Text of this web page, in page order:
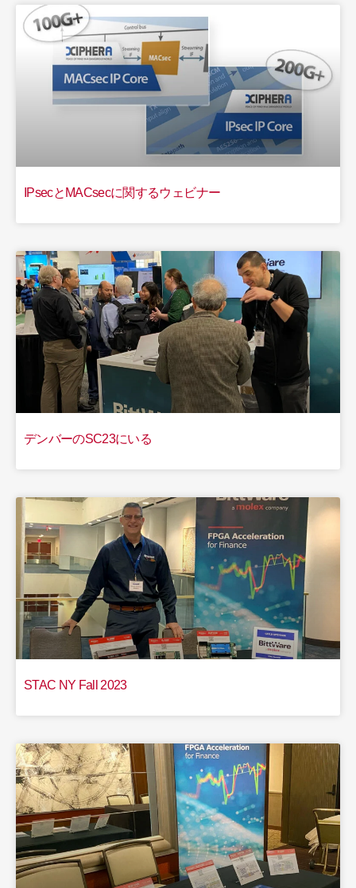
IPsecとMACsecに関するウェビナー
デンバーのSC23にいる
STAC NY Fall 2023